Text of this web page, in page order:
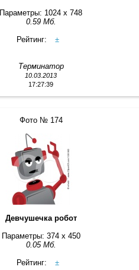
Параметры: 1024 x 748
0.59 Мб.
Рейтинг:
±
Терминатор
10.03.2013
17:27:39
Фото № 174
Девчушечка робот
Параметры: 374 x 450
0.05 Мб.
Рейтинг:
±